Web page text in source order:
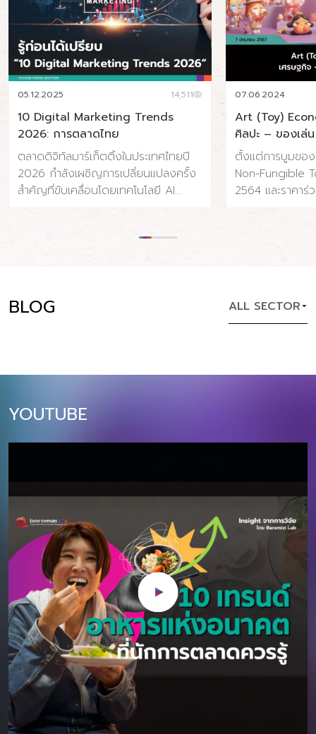
05.12.2025 14,511
10 Digital Marketing Trends
2026: การตลาดไทย
ตลาดดิจิทัลมาร์เก็ตติ้งในประเทศไทยปี
2026 กำลังเผชิญการเปลี่ยนแปลงครั้ง
สำคัญที่ขับเคลื่อนโดยเทคโนโลยี AI
ส่วนตัวที่สูงขึ้น ประเทศไทยมีผู้ใช้
จ่ายโฆษณาดิจิทัลคาดว่าจะแตะ 34.5 พัน
AI แบบ Agentic, การตลาดผ่าน Social
Sustainability และ Omnichannel
ทบโดยตรงต่อกลยุทธ์การตลาดและการ
AI ผู้ช่วยที่แท้จริง ปี 2026 เป็นปีที่ AI
จะก้าวจากเครื่องมือสร้างคอนเทนต์
(Generative AI) ไปสู่ “Agentic AI” ที่
สามารถทำงานแทนมนุษย์ได้อย่าง
อัตโนมัติและชาญฉลาด AI ในปี 2026 จะ
ไม่ใช่แค่ตอบคำถามหรือสร้างภาพ แต่จะ
สามารถวางแผนแคมเปญ วิเคราะห์ข้อมูล
ลูกค้า ปรับกลยุทธ์แบบเรียลไทม์ และดำ
เนินการตั […]
07.06.2024
Art (Toy)
ศิลปะ – ของเล่น
ตั้งแต่การบูมขอ
Non-Fungible
2564 และราคา
ที่แข็งแรง ปราก
ฝั่ง Supply เรา
ก็มีผู้บริโภคที่พร้อ
สะสม และชุมชนศิ
ทั่วโลกมีมูลค่า
ในปี 2566 และ
CAGR ที่ 15%
1,000 พันล้านเ
2573 โดยตลา
อยู่ในทวีปเอเชีย
ตามลำดับ สำหรั
และเกาหลีใต้ เป็
BLOG ALL SECTOR
YOUTUBE